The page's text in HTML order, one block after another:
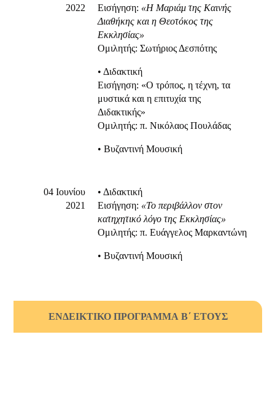
ΕΝΔΕΙΚΤΙΚΟ ΠΡΟΓΡΑΜΜΑ Β΄ ΕΤΟΥΣ
2022
Εισήγηση: «Η Μαριάμ της Καινής
Διαθήκης και η Θεοτόκος της
Εκκλησίας»
Ομιλητής: Σωτήριος Δεσπότης
• Διδακτική
Εισήγηση: «Ο τρόπος, η τέχνη, τα
μυστικά και η επιτυχία της
Διδακτικής»
Ομιλητής: π. Νικόλαος Πουλάδας
• Βυζαντινή Μουσική
04 Ιουνίου
2021
• Διδακτική
Εισήγηση: «Το περιβάλλον στον
κατηχητικό λόγο της Εκκλησίας»
Ομιλητής: π. Ευάγγελος Μαρκαντώνη
• Βυζαντινή Μουσική